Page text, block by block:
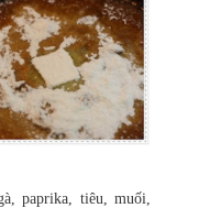
paprika, tiêu, muối,